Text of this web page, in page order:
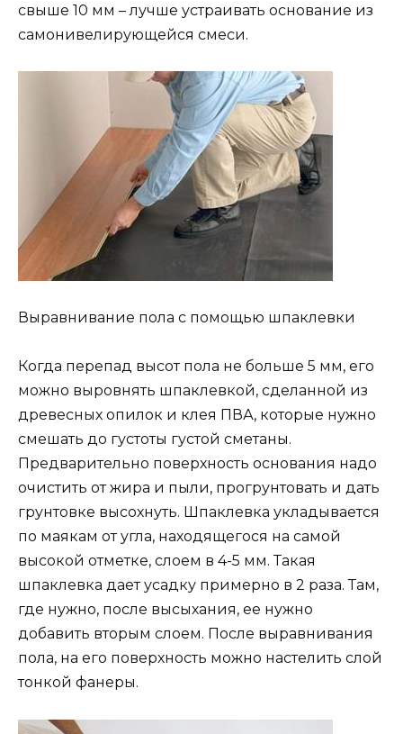
свыше 10 мм – лучше устраивать основание из
самонивелирующейся смеси.
Выравнивание пола с помощью шпаклевки
Когда перепад высот пола не больше 5 мм, его
можно выровнять шпаклевкой, сделанной из
древесных опилок и клея ПВА, которые нужно
смешать до густоты густой сметаны.
Предварительно поверхность основания надо
очистить от жира и пыли, прогрунтовать и дать
грунтовке высохнуть. Шпаклевка укладывается
по маякам от угла, находящегося на самой
высокой отметке, слоем в 4-5 мм. Такая
шпаклевка дает усадку примерно в 2 раза. Там,
где нужно, после высыхания, ее нужно
добавить вторым слоем. После выравнивания
пола, на его поверхность можно настелить слой
тонкой фанеры.